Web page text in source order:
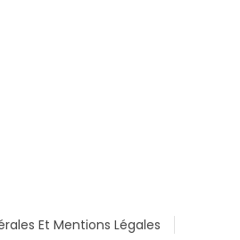
Et Mentions Légales